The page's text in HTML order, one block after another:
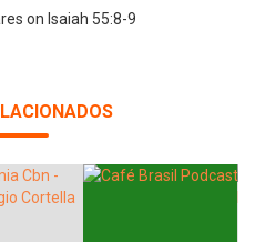
on Isaiah 55:8-9